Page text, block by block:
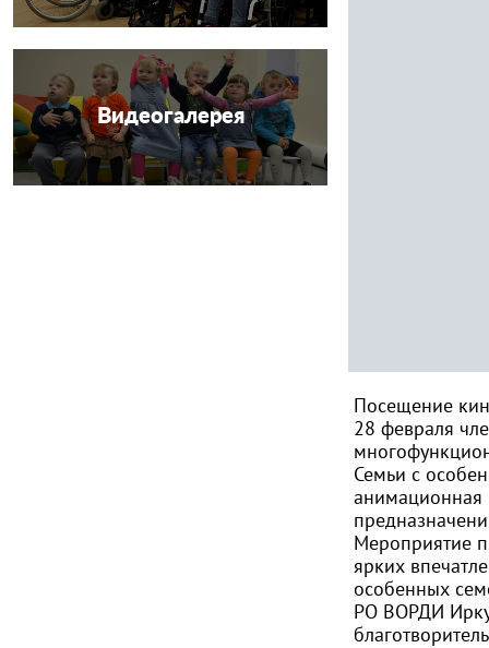
Видеогалерея
Посещение
28 февраля
Семьи с
анимационная
Мероприятие
ярких
особенных
РО ВОРДИ